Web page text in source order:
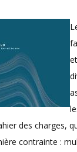
des charges,
contrainte :